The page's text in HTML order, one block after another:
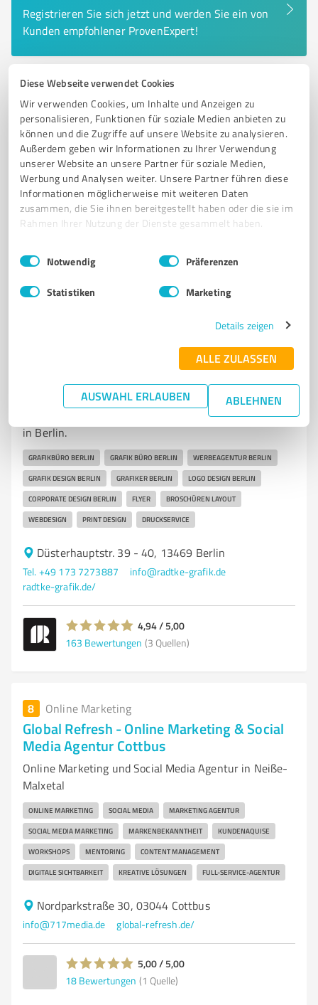
Diese Webseite verwendet Cookies
Wir verwenden Cookies, um Inhalte und Anzeigen zu
personalisieren, Funktionen für soziale Medien anbieten zu
können und die Zugriffe auf unsere Website zu analysieren.
Außerdem geben wir Informationen zu Ihrer Verwendung
unserer Website an unsere Partner für soziale Medien,
Werbung und Analysen weiter. Unsere Partner führen diese
Informationen möglicherweise mit weiteren Daten
zusammen, die Sie ihnen bereitgestellt haben oder die sie im
Rahmen Ihrer Nutzung der Dienste gesammelt haben.
Impressum Datenschutzbestimmungen
Einwilligungsauswahl
Notwendig Präferenzen
Statistiken Marketing
Details zeigen
ALLE ZULASSEN
AUSWAHL ERLAUBEN ABLEHNEN
Registrieren Sie sich jetzt und werden Sie ein von
Kunden empfohlener ProvenExpert!
6
Autima ®
KI-Agentur, KI-Dienstleistungen, n8n Workflows,
Marketing Automation
KI-AGENTEN N8N AUTOMATIONS MARKETING-AUTOMATISIERUNG
E-MAIL MARKETING
Mühlensteig 2, 14542 Werder Havel
4,94 / 5,00
Radtke Grafik & Design Berlin
Kommunikation & Design neu gedacht. Ihr Grafikbüro
in Berlin.
GRAFIKBÜRO BERLIN GRAFIK BÜRO BERLIN WERBEAGENTUR BERLIN
GRAFIK DESIGN BERLIN GRAFIKER BERLIN LOGO DESIGN BERLIN
CORPORATE DESIGN BERLIN FLYER BROSCHÜREN LAYOUT
WEBDESIGN PRINT DESIGN DRUCKSERVICE
Düsterhauptstr. 39 - 40, 13469 Berlin
Tel. +49 173 7273887
info@radtke-grafik.de
radtke-grafik.de/
4,94 / 5,00
163 Bewertungen (3 Quellen)
8 Online Marketing
Global Refresh - Online Marketing & Social
Media Agentur Cottbus
Online Marketing und Social Media Agentur in Neiße-
Malxetal
ONLINE MARKETING SOCIAL MEDIA MARKETING AGENTUR
SOCIAL MEDIA MARKETING MARKENBEKANNTHEIT KUNDENAQUISE
WORKSHOPS MENTORING CONTENT MANAGEMENT
DIGITALE SICHTBARKEIT KREATIVE LÖSUNGEN FULL-SERVICE-AGENTUR
Nordparkstraße 30, 03044 Cottbus
info@717media.de global-refresh.de/
5,00 / 5,00
18 Bewertungen (1 Quelle)